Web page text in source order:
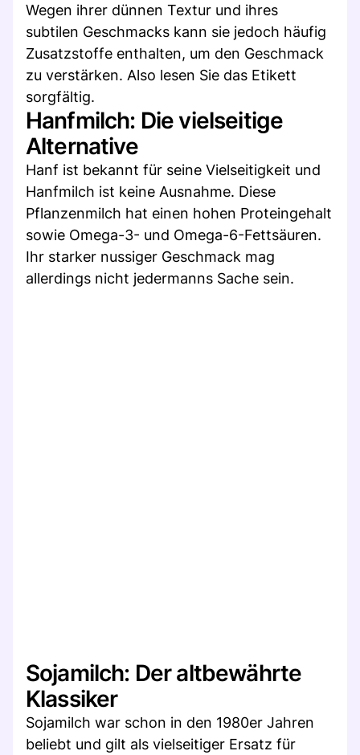
Wegen ihrer dünnen Textur und ihres
subtilen Geschmacks kann sie jedoch häufig
Zusatzstoffe enthalten, um den Geschmack
zu verstärken. Also lesen Sie das Etikett
sorgfältig.
Hanfmilch: Die vielseitige
Alternative
Hanf ist bekannt für seine Vielseitigkeit und
Hanfmilch ist keine Ausnahme. Diese
Pflanzenmilch hat einen hohen Proteingehalt
sowie Omega-3- und Omega-6-Fettsäuren.
Ihr starker nussiger Geschmack mag
allerdings nicht jedermanns Sache sein.
Sojamilch: Der altbewährte
Klassiker
Sojamilch war schon in den 1980er Jahren
beliebt und gilt als vielseitiger Ersatz für